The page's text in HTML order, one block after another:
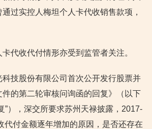
过实控人梅坦个人卡代收销售款项，
代收代付情形亦受到监管者关注。
技股份有限公司首次公开发行股票并
的第二轮审核问询函的回复》（以下
”），深交所要求苏州天禄披露，2017-
代付金额逐年增加的原因，是否还存在